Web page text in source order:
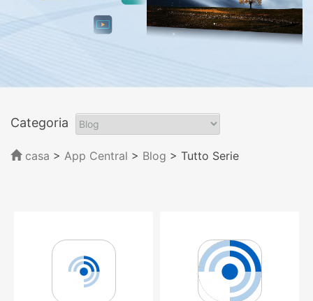
Categoria
casa > App Central > Blog > Tutto Serie